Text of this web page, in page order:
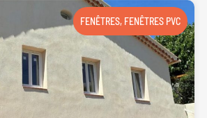
FENÊTRES, FENÊTRES PVC